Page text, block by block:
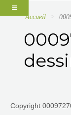
Accueil
Copyright